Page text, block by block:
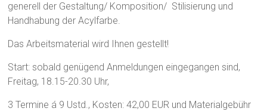
generell der Gestaltung/ Komposition/ Stilisierung und
Handhabung der Acylfarbe.
Das Arbeitsmaterial wird Ihnen gestellt!
Start: sobald genügend Anmeldungen eingegangen sind,
Freitag, 18.15-20.30 Uhr,
3 Termine á 9 Ustd., Kosten: 42,00 EUR und Materialgebühr